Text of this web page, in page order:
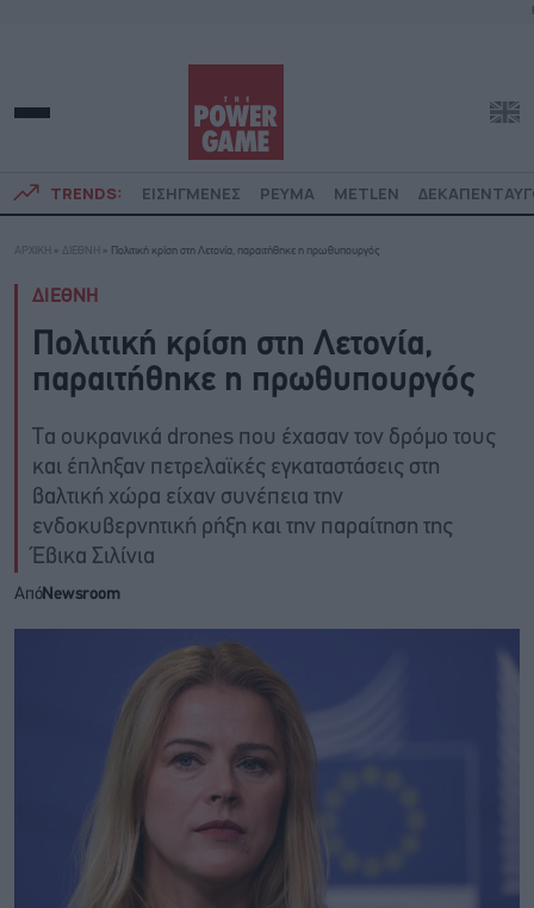
TRENDS: ΕΙΣΗΓΜΕΝΕΣ ΡΕΥΜΑ METLEN
ΑΡΧΙΚΗ » ΔΙΕΘΝΗ » Πολιτική κρίση στη Λετονία, παραιτήθηκε η πρωθυπουργός
ΔΙΕΘΝΗ
Πολιτική κρίση στη Λετονία,
παραιτήθηκε η πρωθυπουργός
Τα ουκρανικά drones που έχασαν τον δρόμο τους
και έπληξαν πετρελαϊκές εγκαταστάσεις στη
βαλτική χώρα είχαν συνέπεια την
ενδοκυβερνητική ρήξη και την παραίτηση της
Έβικα Σιλίνια
ΑπόNewsroom